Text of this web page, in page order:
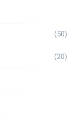
(50)
(20)